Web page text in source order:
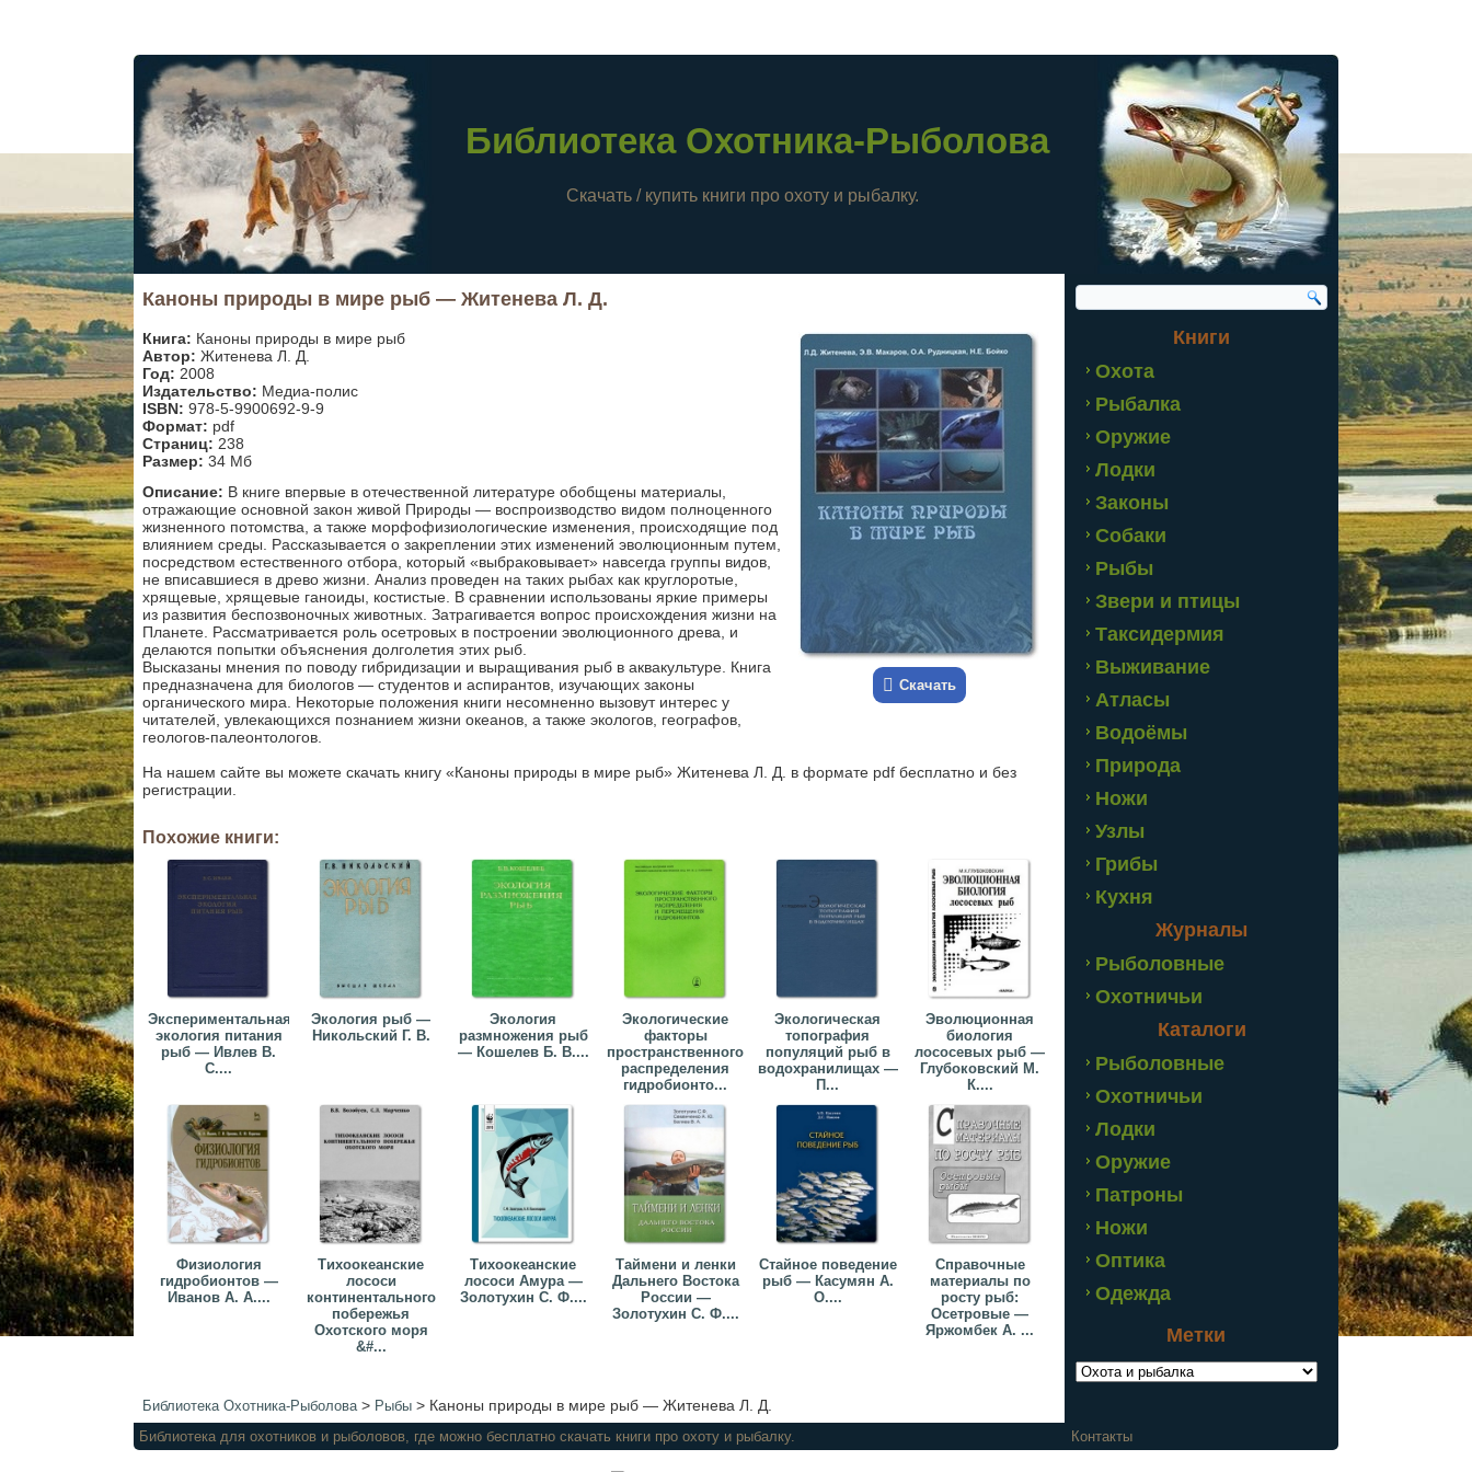
Библиотека Охотника-Рыболова
Скачать / купить книги про охоту и рыбалку.
Каноны природы в мире рыб — Житенева Л. Д.
Скачать
Книга: Каноны природы в мире рыб
Автор: Житенева Л. Д.
Год: 2008
Издательство: Медиа-полис
ISBN: 978-5-9900692-9-9
Формат: pdf
Страниц: 238
Размер: 34 Мб
Описание: В книге впервые в отечественной литературе обобщены материалы,
отражающие основной закон живой Природы — воспроизводство видом полноценного
жизненного потомства, а также морфофизиологические изменения, происходящие под
влиянием среды. Рассказывается о закреплении этих изменений эволюционным путем,
посредством естественного отбора, который «выбраковывает» навсегда группы видов,
не вписавшиеся в древо жизни. Анализ проведен на таких рыбах как круглоротые,
хрящевые, хрящевые ганоиды, костистые. В сравнении использованы яркие примеры
из развития беспозвоночных животных. Затрагивается вопрос происхождения жизни на
Планете. Рассматривается роль осетровых в построении эволюционного древа, и
делаются попытки объяснения долголетия этих рыб.
Высказаны мнения по поводу гибридизации и выращивания рыб в аквакультуре. Книга
предназначена для биологов — студентов и аспирантов, изучающих законы
органического мира. Некоторые положения книги несомненно вызовут интерес у
читателей, увлекающихся познанием жизни океанов, а также экологов, географов,
геологов-палеонтологов.
На нашем сайте вы можете скачать книгу «Каноны природы в мире рыб» Житенева Л. Д. в формате pdf бесплатно и без
регистрации.
Похожие книги:
Экспериментальная
экология питания
рыб — Ивлев В.
С....
Экология рыб —
Никольский Г. В.
Экология
размножения рыб
— Кошелев Б. В....
Экологические
факторы
пространственного
распределения
гидробионто...
Экологическая
топография
популяций рыб в
водохранилищах —
П...
Эволюционная
биология
лососевых рыб —
Глубоковский М.
К....
Физиология
гидробионтов —
Иванов А. А....
Тихоокеанские
лососи
континентального
побережья
Охотского моря
&#...
Тихоокеанские
лососи Амура —
Золотухин С. Ф....
Таймени и ленки
Дальнего Востока
России —
Золотухин С. Ф....
Стайное поведение
рыб — Касумян А.
О....
Справочные
материалы по
росту рыб:
Осетровые —
Яржомбек А. ...
Библиотека Охотника-Рыболова > Рыбы > Каноны природы в мире рыб — Житенева Л. Д.
Книги
Охота
Рыбалка
Оружие
Лодки
Законы
Собаки
Рыбы
Звери и птицы
Таксидермия
Выживание
Атласы
Водоёмы
Природа
Ножи
Узлы
Грибы
Кухня
Журналы
Рыболовные
Охотничьи
Каталоги
Рыболовные
Охотничьи
Лодки
Оружие
Патроны
Ножи
Оптика
Одежда
Метки
Библиотека для охотников и рыболовов, где можно бесплатно скачать книги про охоту и рыбалку. Контакты